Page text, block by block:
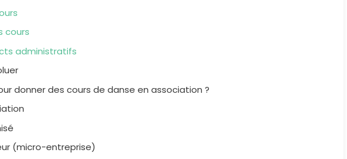
cours
administratifs
donner des cours de danse en association ?
(micro-entreprise)